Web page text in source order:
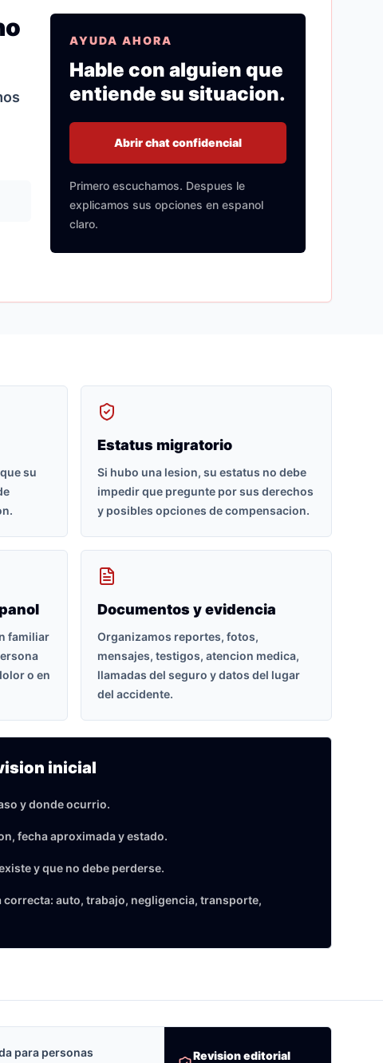
AYUDA AHORA
Hable con alguien que
entiende su situacion.
Abrir chat confidencial
Primero escuchamos. Despues le
explicamos sus opciones en espanol
claro.
su
Estatus migratorio
Si hubo una lesion, su estatus no debe
impedir que pregunte por sus derechos
y posibles opciones de compensacion.
familiar
o en
Documentos y evidencia
Organizamos reportes, fotos,
mensajes, testigos, atencion medica,
llamadas del seguro y datos del lugar
del accidente.
inicial
y donde ocurrio.
fecha aproximada y estado.
y que no debe perderse.
correcta: auto, trabajo, negligencia, transporte,
para personas
Revision editorial